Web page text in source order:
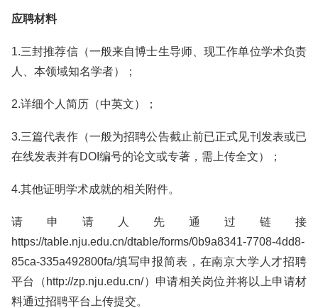
应聘材料
1.三封推荐信（一般来自博士生导师、现工作单位学术负责
人、本领域知名学者）；
2.详细个人简历（中英文）；
3.三篇代表作（一般为招聘公告截止前已正式见刊发表或已
在线发表并有DOI编号的论文或专著，需上传全文）；
4.其他证明学术成就的相关附件。
请申请人先通过链接
https://table.nju.edu.cn/dtable/forms/0b9a8341-7708-4dd8-
85ca-335a492800fa/填写申报简表，在南京大学人才招聘
平台（http://zp.nju.edu.cn/）申请相关岗位并将以上申请材
料通过招聘平台上传提交。